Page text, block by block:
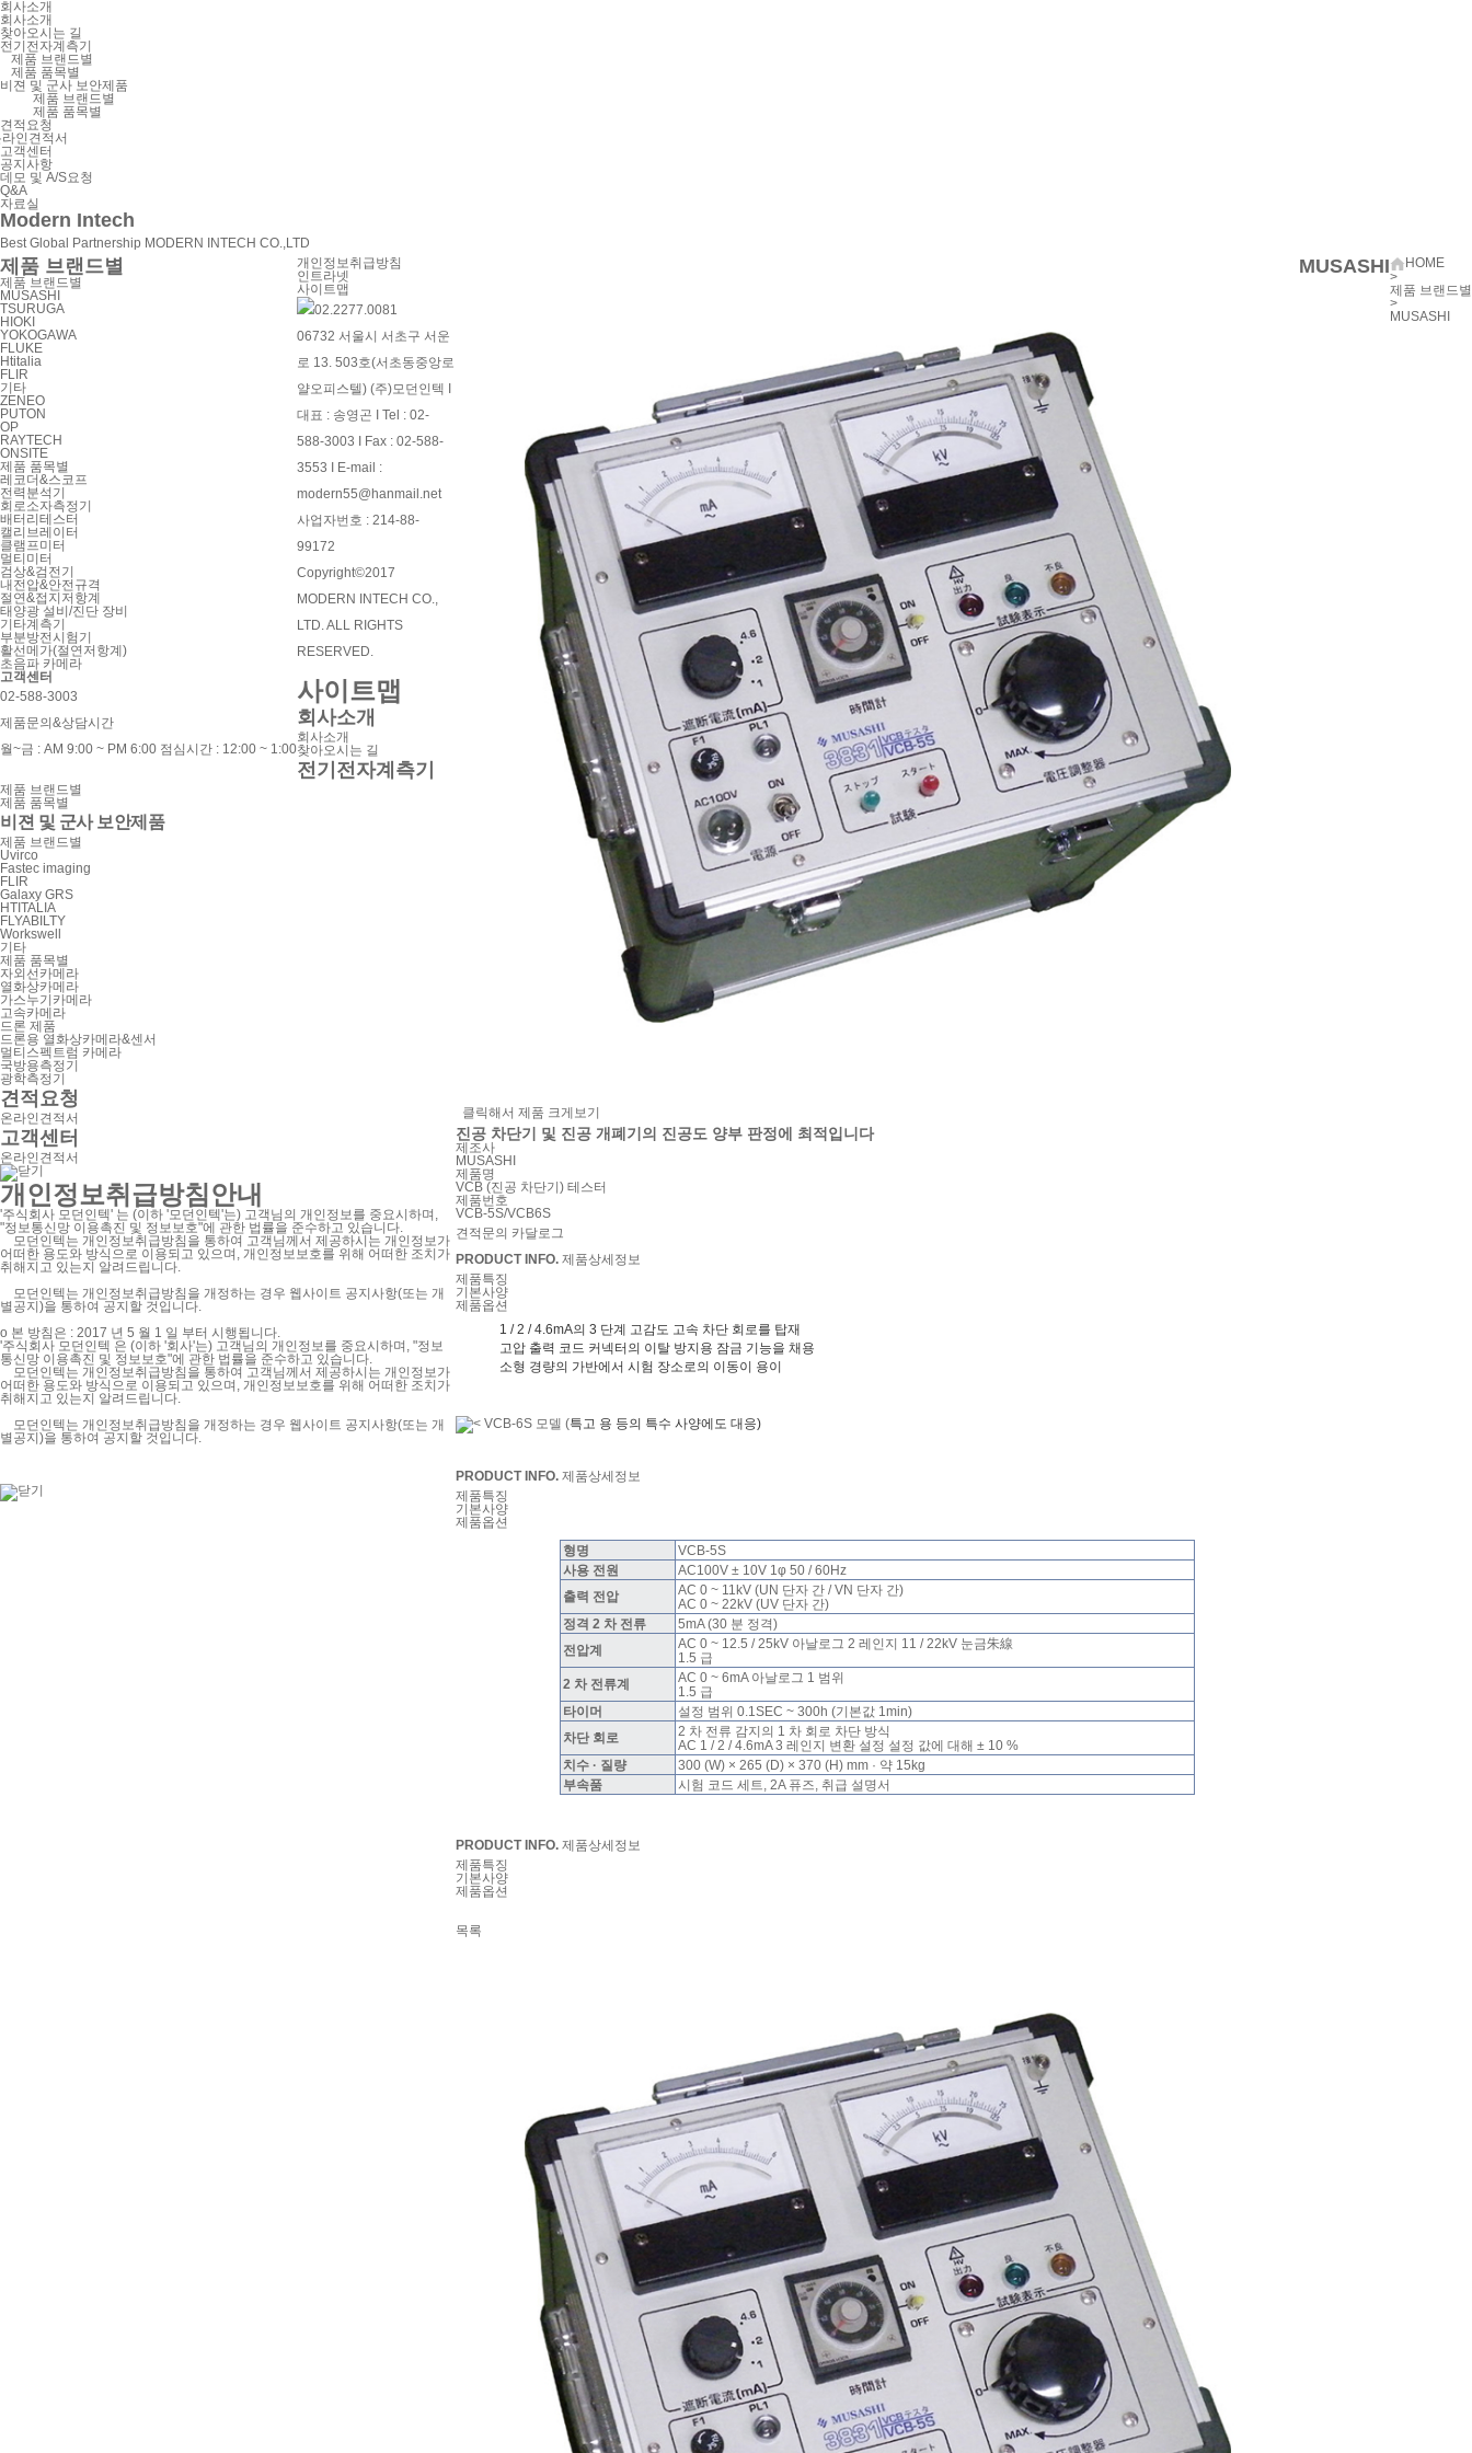
회사소개
회사소개
찾아오시는 길
전기전자계측기
제품 브랜드별
제품 품목별
비젼 및 군사 보안제품
제품 브랜드별
제품 품목별
견적요청
인견적서
고객센터
공지사항
데모 및 A/S요청
Q&A
자료실
Modern Intech
Best Global Partnership MODERN INTECH CO.,LTD
제품 브랜드별
제품 브랜드별
MUSASHI
TSURUGA
HIOKI
YOKOGAWA
FLUKE
Htitalia
FLIR
기타
ZENEO
PUTON
OP
RAYTECH
ONSITE
제품 품목별
레코더&스코프
전력분석기
회로소자측정기
배터리테스터
캘리브레이터
클램프미터
멀티미터
검상&검전기
내전압&안전규격
절연&접지저항계
태양광 설비/진단 장비
기타계측기
부분방전시험기
활선메가(절연저항계)
초음파 카메라
고객센터
02-588-3003
제품문의&상담시간
월~금 : AM 9:00 ~ PM 6:00 점심시간 : 12:00 ~ 1:00
MUSASHI
HOME
>
제품 브랜드별
>
MUSASHI
클릭해서 제품 크게보기
진공 차단기 및 진공 개폐기의 진공도 양부 판정에 최적입니다
제조사
MUSASHI
제품명
VCB (진공 차단기) 테스터
제품번호
VCB-5S/VCB6S
견적문의 카달로그
PRODUCT INFO. 제품상세정보
제품특징
기본사양
제품옵션
1 / 2 / 4.6mA의 3 단계 고감도 고속 차단 회로를 탑재
고압 출력 코드 커넥터의 이탈 방지용 잠금 기능을 채용
소형 경량의 가반에서 시험 장소로의 이동이 용이
< VCB-6S 모델 (특고 용 등의 특수 사양에도 대응)
PRODUCT INFO. 제품상세정보
제품특징
기본사양
제품옵션
형명
VCB-5S
사용 전원
AC100V ± 10V 1φ 50 / 60Hz
출력 전압
AC 0 ~ 11kV (UN 단자 간 / VN 단자 간)
AC 0 ~ 22kV (UV 단자 간)
정격 2 차 전류
5mA (30 분 정격)
전압계
AC 0 ~ 12.5 / 25kV 아날로그 2 레인지 11 / 22kV 눈금朱線
1.5 급
2 차 전류계
AC 0 ~ 6mA 아날로그 1 범위
1.5 급
타이머
설정 범위 0.1SEC ~ 300h (기본값 1min)
차단 회로
2 차 전류 감지의 1 차 회로 차단 방식
AC 1 / 2 / 4.6mA 3 레인지 변환 설정 설정 값에 대해 ± 10 %
치수 · 질량
300 (W) × 265 (D) × 370 (H) mm · 약 15kg
부속품
시험 코드 세트, 2A 퓨즈, 취급 설명서
PRODUCT INFO. 제품상세정보
제품특징
기본사양
제품옵션
목록
개인정보취급방침
인트라넷
사이트맵
06732 서울시 서초구 서운
로 13. 503호(서초동중앙로
얄오피스텔) (주)모던인텍 I
대표 : 송영곤 I Tel : 02-
588-3003 I Fax : 02-588-
3553 I E-mail :
modern55@hanmail.net
사업자번호 : 214-88-
99172
Copyright©2017
MODERN INTECH CO.,
LTD. ALL RIGHTS
RESERVED.
사이트맵
회사소개
회사소개
찾아오시는 길
전기전자계측기
제품 브랜드별
제품 품목별
비젼 및 군사 보안제품
제품 브랜드별
Uvirco
Fastec imaging
FLIR
Galaxy GRS
HTITALIA
FLYABILTY
Workswell
기타
제품 품목별
자외선카메라
열화상카메라
가스누기카메라
고속카메라
드론 제품
드론용 열화상카메라&센서
멀티스펙트럼 카메라
국방용측정기
광학측정기
견적요청
온라인견적서
고객센터
온라인견적서
개인정보취급방침안내
'주식회사 모던인텍' 는 (이하 '모던인텍'는) 고객님의 개인정보를 중요시하며,
"정보통신망 이용촉진 및 정보보호"에 관한 법률을 준수하고 있습니다.
모던인텍는 개인정보취급방침을 통하여 고객님께서 제공하시는 개인정보가
어떠한 용도와 방식으로 이용되고 있으며, 개인정보보호를 위해 어떠한 조치가
취해지고 있는지 알려드립니다.
모던인텍는 개인정보취급방침을 개정하는 경우 웹사이트 공지사항(또는 개
별공지)을 통하여 공지할 것입니다.
ο 본 방침은 : 2017 년 5 월 1 일 부터 시행됩니다.
'주식회사 모던인텍 은 (이하 '회사'는) 고객님의 개인정보를 중요시하며, "정보
통신망 이용촉진 및 정보보호"에 관한 법률을 준수하고 있습니다.
모던인텍는 개인정보취급방침을 통하여 고객님께서 제공하시는 개인정보가
어떠한 용도와 방식으로 이용되고 있으며, 개인정보보호를 위해 어떠한 조치가
취해지고 있는지 알려드립니다.
모던인텍는 개인정보취급방침을 개정하는 경우 웹사이트 공지사항(또는 개
별공지)을 통하여 공지할 것입니다.